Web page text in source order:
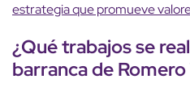
estrategia que promueve
¿Qué trabajos se
barranca de Romero